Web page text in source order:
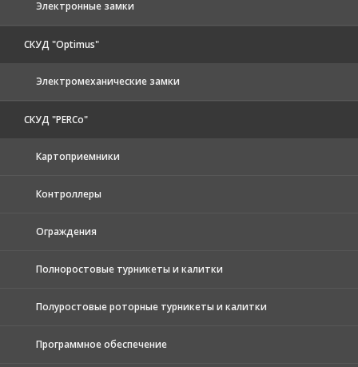
Электронные замки
СКУД "Optimus"
Электромеханические замки
СКУД "PERCo"
Картоприемники
Контроллеры
Ограждения
Полноростовые турникеты и калитки
Полуростовые роторные турникеты и калитки
Программное обеспечение